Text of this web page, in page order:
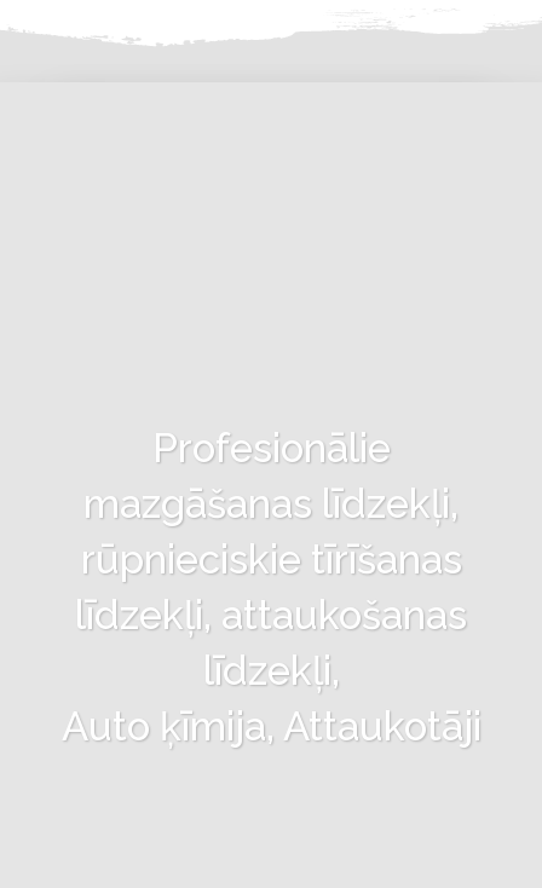
Profesionālie
mazgāšanas līdzekļi,
rūpnieciskie tīrīšanas
līdzekļi, attaukošanas
līdzekļi,
Auto ķīmija, Attaukotāji